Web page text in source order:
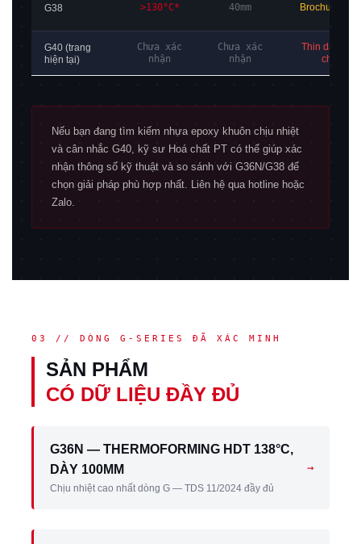
G38 >130°C* 40mm Brochure 02/
G40 (trang
hiện tại)
Chưa xác
nhận
Chưa xác
nhận
Thin data —
chưa có
Nếu bạn đang tìm kiếm nhựa epoxy khuôn chịu nhiệt
và cân nhắc G40, kỹ sư Hoá chất PT có thể giúp xác
nhận thông số kỹ thuật và so sánh với G36N/G38 để
chọn giải pháp phù hợp nhất. Liên hệ qua hotline hoặc
Zalo.
03 // DÒNG G-SERIES ĐÃ XÁC MINH
SẢN PHẨM
CÓ DỮ LIỆU ĐẦY ĐỦ
G36N — THERMOFORMING HDT 138°C,
DÀY 100MM
Chịu nhiệt cao nhất dòng G — TDS 11/2024 đầy đủ
→